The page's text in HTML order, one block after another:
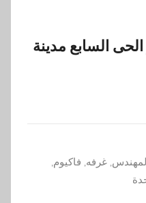
الحى السابع مدينة
,غرفه, فاكيوم,